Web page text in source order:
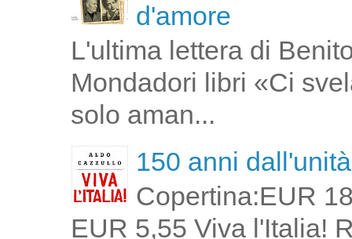
d'amore
L'ultima lettera di
Mondadori libri «Ci
solo aman...
150 anni
Copertina:EUR
EUR 5,55 Viva l'Italia!